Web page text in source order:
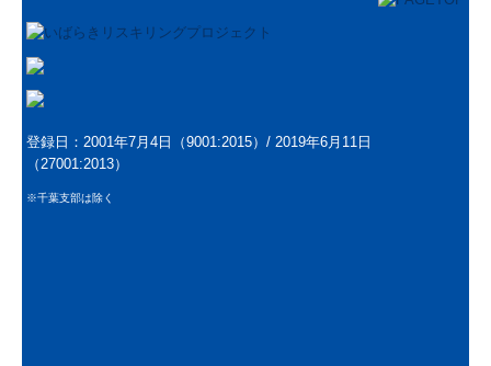
登録日：2001年7月4日（9001:2015）/ 2019年6月11日
（27001:2013）
※千葉支部は除く